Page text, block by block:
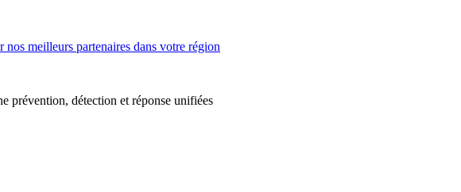
nos meilleurs partenaires dans votre région
prévention, détection et réponse unifiées